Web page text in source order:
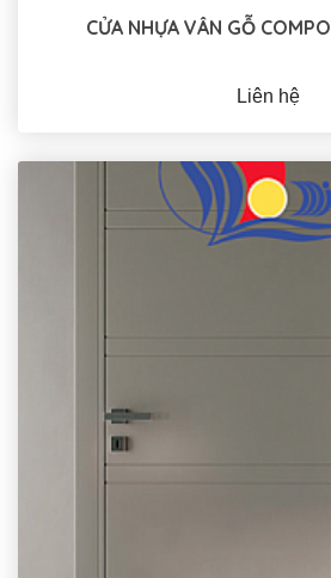
CỬA NHỰA VÂN GỖ
Liên hệ